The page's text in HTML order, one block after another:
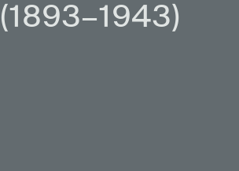
(1893–1943)